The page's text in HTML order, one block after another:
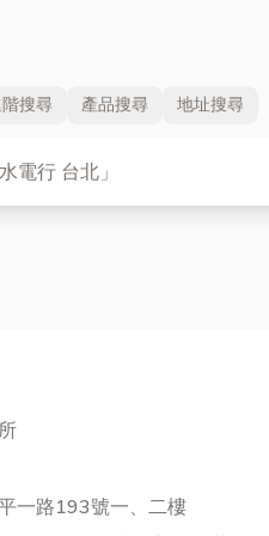
搜尋 產品搜尋 地址搜尋
一路193號一、二樓